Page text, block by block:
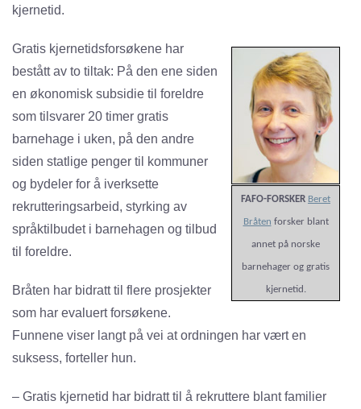
kjernetid.
FAFO-FORSKER Beret
Bråten forsker blant
annet på norske
barnehager og gratis
kjernetid.
Gratis kjernetidsforsøkene har
bestått av to tiltak: På den ene siden
en økonomisk subsidie til foreldre
som tilsvarer 20 timer gratis
barnehage i uken, på den andre
siden statlige penger til kommuner
og bydeler for å iverksette
rekrutteringsarbeid, styrking av
språktilbudet i barnehagen og tilbud
til foreldre.
Bråten har bidratt til flere prosjekter
som har evaluert forsøkene.
Funnene viser langt på vei at ordningen har vært en
suksess, forteller hun.
– Gratis kjernetid har bidratt til å rekruttere blant familier